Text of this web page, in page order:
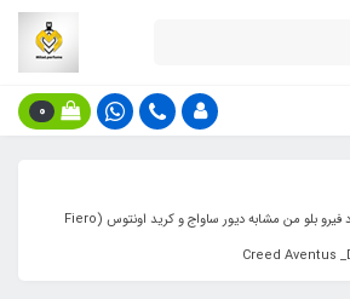
0
ادکلن 50 میل فراگرنس ورد فیرو بلو من مشابه دیور ساواج و کرید اونتوس (Fiero